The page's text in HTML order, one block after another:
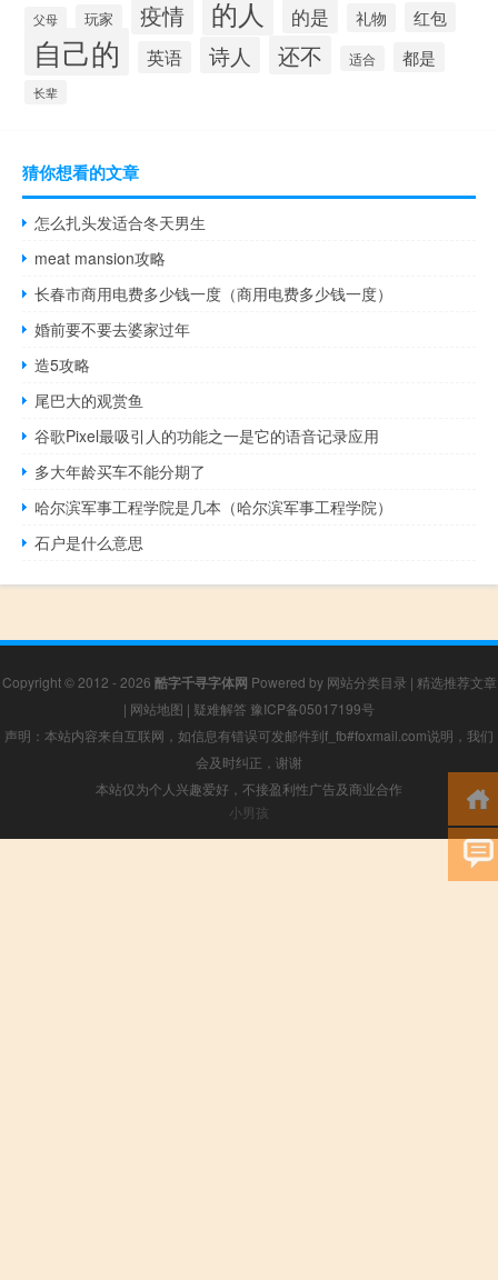
父母 玩家 疫情 的人 的是 礼物 红包
自己的 英语 诗人 还不 适合 都是
长辈
猜你想看的文章
怎么扎头发适合冬天男生
meat mansion攻略
长春市商用电费多少钱一度（商用电费多少钱一度）
婚前要不要去婆家过年
造5攻略
尾巴大的观赏鱼
谷歌Pixel最吸引人的功能之一是它的语音记录应用
多大年龄买车不能分期了
哈尔滨军事工程学院是几本（哈尔滨军事工程学院）
石户是什么意思
Copyright © 2012 - 2026 酷字千寻字体网 Powered by 网站分类目录 | 精选推荐文章
| 网站地图 | 疑难解答 豫ICP备05017199号
声明：本站内容来自互联网，如信息有错误可发邮件到f_fb#foxmail.com说明，我们
会及时纠正，谢谢
本站仅为个人兴趣爱好，不接盈利性广告及商业合作
小男孩